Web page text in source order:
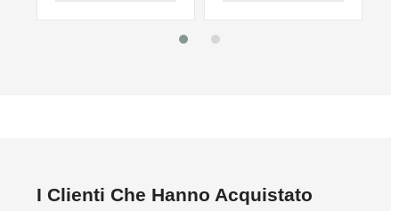
I Clienti Che Hanno Acquistato